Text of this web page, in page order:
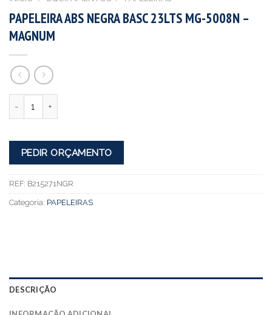
PAPELEIRA ABS NEGRA BASC 23LTS MG-5008N –
MAGNUM
PEDIR ORÇAMENTO
REF: B215271NGR
Categoria: PAPELEIRAS
DESCRIÇÃO